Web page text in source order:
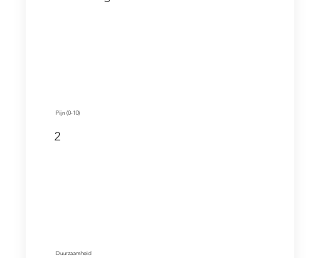
Pijn (0-10)
2
Duurzaamheid